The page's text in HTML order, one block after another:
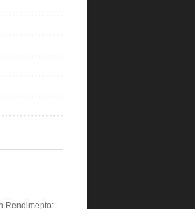
Rendimento: